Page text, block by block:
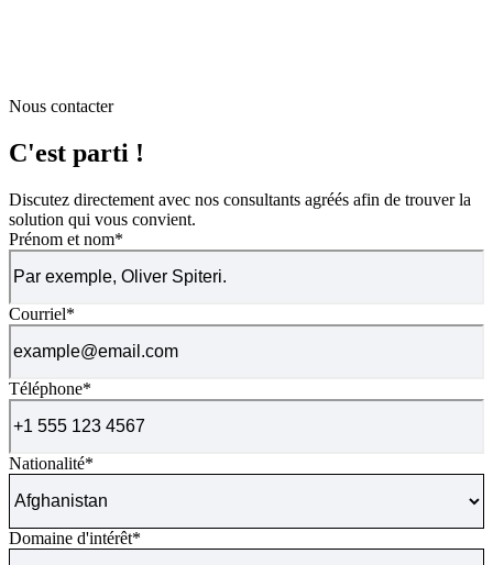
Nous contacter
C'est parti !
Discutez directement avec nos consultants agréés afin de trouver la
solution qui vous convient.
Prénom et nom*
Courriel*
Téléphone*
Nationalité*
Domaine d'intérêt*